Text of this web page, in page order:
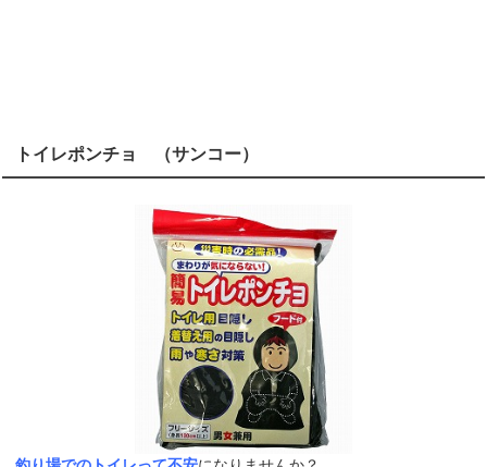
トイレポンチョ （サンコー）